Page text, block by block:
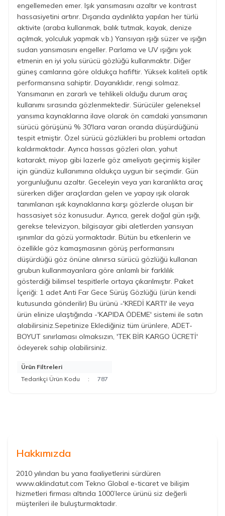
engellemeden emer. Işık yansımasını azaltır ve kontrast
hassasiyetini artırır. Dışarıda aydınlıkta yapılan her türlü
aktivite (araba kullanmak, balık tutmak, kayak, denize
açılmak, yolculuk yapmak v.b.) Yansıyan ışığı süzer ve ışığın
sudan yansımasını engeller. Parlama ve UV ışığını yok
etmenin en iyi yolu sürücü gözlüğü kullanmaktır. Diğer
güneş camlarına göre oldukça hafiftir. Yüksek kaliteli optik
performansına sahiptir. Dayanıklıdır, rengi solmaz.
Yansımanın en zararlı ve tehlikeli olduğu durum araç
kullanımı sırasında gözlenmektedir. Sürücüler geleneksel
yansıma kaynaklarına ilave olarak ön camdaki yansımanın
sürücü görüşünü % 30'lara varan oranda düşürdüğünü
tespit etmiştir. Özel sürücü gözlükleri bu problemi ortadan
kaldırmaktadır. Ayrıca hassas gözleri olan, yahut
katarakt, miyop gibi lazerle göz ameliyatı geçirmiş kişiler
için gündüz kullanımına oldukça uygun bir seçimdir. Gün
yorgunluğunu azaltır. Geceleyin veya yarı karanlıkta araç
sürerken diğer araçlardan gelen ve yapay ışık olarak
tanımlanan ışık kaynaklarına karşı gözlerde oluşan bir
hassasiyet söz konusudur. Ayrıca, gerek doğal gün ışığı,
gerekse televizyon, bilgisayar gibi aletlerden yansıyan
ışınımlar da gözü yormaktadır. Bütün bu etkenlerin ve
özellikle göz kamaşmasının görüş performansını
düşürdüğü göz önüne alınırsa sürücü gözlüğü kullanan
grubun kullanmayanlara göre anlamlı bir farklılık
gösterdiği bilimsel tespitlerle ortaya çıkarılmıştır. Paket
İçeriği: 1 adet Anti Far Gece Sürüş Gözlüğü (ürün kendi
kutusunda gönderilir) Bu ürünü -'KREDİ KARTI' ile veya
ürün elinize ulaştığında -'KAPIDA ÖDEME' sistemi ile satın
alabilirsiniz.Sepetinize Eklediğiniz tüm ürünlere, ADET-
BOYUT sınırlaması olmaksızın, 'TEK BİR KARGO ÜCRETİ'
ödeyerek sahip olabilirsiniz.
Ürün Filtreleri
Tedarikçi Ürün Kodu
: 787
Hakkımızda
2010 yılından bu yana faaliyetlerini sürdüren
www.aklindatut.com Tekno Global e-ticaret ve bilişim
hizmetleri firması altında 1000’lerce ürünü siz değerli
müşterileri ile buluşturmaktadır.